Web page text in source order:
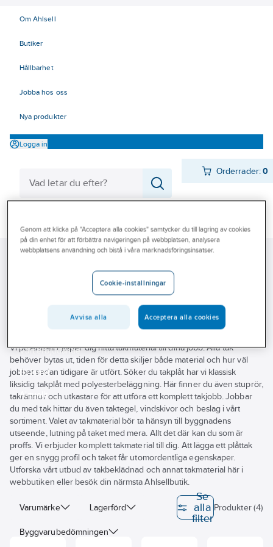
Om Ahlsell
Butiker
Hållbarhet
Jobba hos oss
Nya produkter
Logga in
Orderrader:0
Varumärken
Vårt erbjudande
Bli kund
Aktuellt
Vi på Ahlsell hjälper dig hitta takmaterial till dina jobb. Alla tak
behöver bytas ut, tiden för detta skiljer både material och hur väl
jobbet sedan tidigare är utfört. Söker du takplåt har vi klassisk
liksidig takplåt med polyesterbeläggning. Här finner du även stuprör,
takrännor och utkastare för att utföra ett komplett takjobb. Jobbar
du med tak hittar du även taktegel, vindskivor och beslag i vårt
sortiment. Valet av takmaterial bör ta hänsyn till byggnadens
utseende, lutning på taket med mera. Allt det där kan du som är
proffs. Vi erbjuder komplett takmaterial till dig. Att lägga ett plåttak
ger en snygg profil och taket får utomordentliga egenskaper.
Utforska vårt utbud av takbeklädnad och annat takmaterial här i
webbutiken eller besök din närmsta Ahlsellbutik.
Varumärke Lagerförd
Byggvarubedömningen
Se
alla
filter
Produkter (4)
Genom att klicka på "Acceptera alla cookies" samtycker du till lagring av cookies
på din enhet för att förbättra navigeringen på webbplatsen, analysera
webbplatsens användning och bistå i våra marknadsföringsinsatser.
Cookie-inställningar
Avvisa alla Acceptera alla cookies